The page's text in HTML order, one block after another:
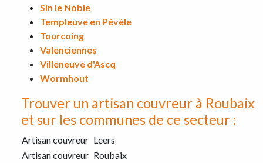
Sin le Noble
Templeuve en Pévèle
Tourcoing
Valenciennes
Villeneuve d'Ascq
Wormhout
Trouver un artisan couvreur à Roubaix
et sur les communes de ce secteur :
Artisan couvreur Leers
Artisan couvreur Roubaix